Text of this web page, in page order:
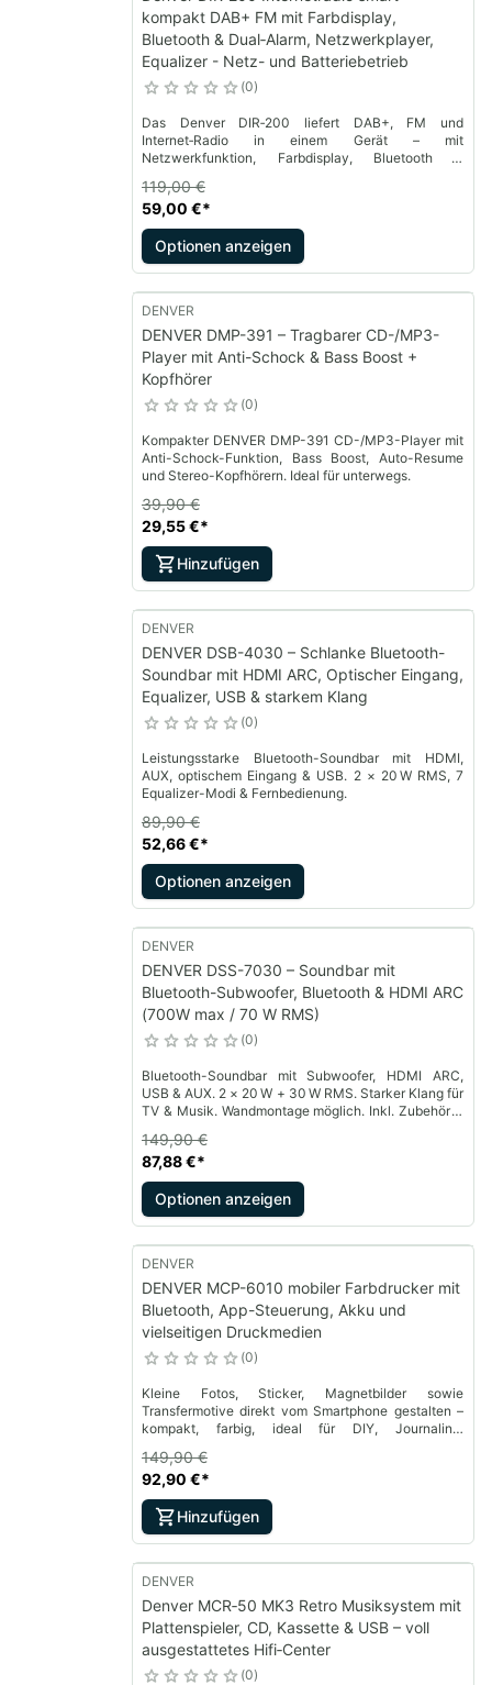
kompakt DAB+ FM mit Farbdisplay,
Bluetooth & Dual‑Alarm, Netzwerkplayer,
Equalizer - Netz- und Batteriebetrieb
0
Das Denver DIR‑200 liefert DAB+, FM und
Internet‑Radio in einem Gerät – mit
Netzwerkfunktion, Farbdisplay, Bluetooth &
Sender weltweit.
59,00 €*
119,00 €
Optionen anzeigen
DENVER
DENVER DMP-391 – Tragbarer CD-/MP3-
Player mit Anti-Schock & Bass Boost +
Kopfhörer
0
Kompakter DENVER DMP-391 CD-/MP3-Player mit
Anti-Schock-Funktion, Bass Boost, Auto-Resume
und Stereo-Kopfhörern. Ideal für unterwegs.
29,55 €*
39,90 €
Hinzufügen
DENVER
DENVER DSB-4030 – Schlanke Bluetooth-
Soundbar mit HDMI ARC, Optischer Eingang,
Equalizer, USB & starkem Klang
0
Leistungsstarke Bluetooth-Soundbar mit HDMI,
AUX, optischem Eingang & USB. 2 × 20 W RMS, 7
Equalizer-Modi & Fernbedienung.
52,66 €*
89,90 €
Optionen anzeigen
DENVER
DENVER DSS-7030 – Soundbar mit
Bluetooth-Subwoofer, Bluetooth & HDMI ARC
(700W max / 70 W RMS)
0
Bluetooth-Soundbar mit Subwoofer, HDMI ARC,
USB & AUX. 2 × 20 W + 30 W RMS. Starker Klang für
TV & Musik. Wandmontage möglich. Inkl. Zubehör &
87,88 €*
149,90 €
Optionen anzeigen
DENVER
DENVER MCP-6010 mobiler Farbdrucker mit
Bluetooth, App-Steuerung, Akku und
vielseitigen Druckmedien
0
Kleine Fotos, Sticker, Magnetbilder sowie
Transfermotive direkt vom Smartphone gestalten –
kompakt, farbig, ideal für DIY, Journaling,
92,90 €*
149,90 €
Hinzufügen
DENVER
Denver MCR‑50 MK3 Retro Musiksystem mit
Plattenspieler, CD, Kassette & USB – voll
ausgestattetes Hifi‑Center
0